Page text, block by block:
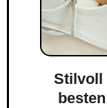
Stilvoll